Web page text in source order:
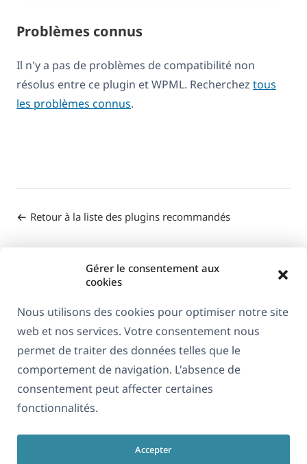
Gérer le consentement aux
cookies
Nous utilisons des cookies pour optimiser notre site
web et nos services. Votre consentement nous
permet de traiter des données telles que le
comportement de navigation. L'absence de
consentement peut affecter certaines
fonctionnalités.
Accepter
Problèmes connus
Il n'y a pas de problèmes de compatibilité non
résolus entre ce plugin et WPML. Recherchez tous
les problèmes connus.
Retour à la liste des plugins recommandés
RGPD & Politique de confidentialité
Rejoignez notre équipe
dans
une
dans
une
dans